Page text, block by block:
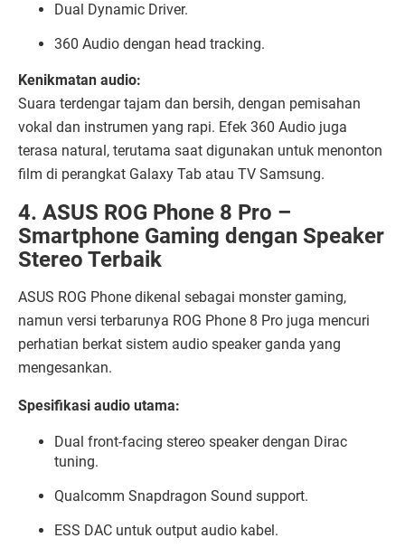
Dual Dynamic Driver.
360 Audio dengan head tracking.
Kenikmatan audio:
Suara terdengar tajam dan bersih, dengan pemisahan
vokal dan instrumen yang rapi. Efek 360 Audio juga
terasa natural, terutama saat digunakan untuk menonton
film di perangkat Galaxy Tab atau TV Samsung.
4. ASUS ROG Phone 8 Pro –
Smartphone Gaming dengan Speaker
Stereo Terbaik
ASUS ROG Phone dikenal sebagai monster gaming,
namun versi terbarunya ROG Phone 8 Pro juga mencuri
perhatian berkat sistem audio speaker ganda yang
mengesankan.
Spesifikasi audio utama:
Dual front-facing stereo speaker dengan Dirac
tuning.
Qualcomm Snapdragon Sound support.
ESS DAC untuk output audio kabel.